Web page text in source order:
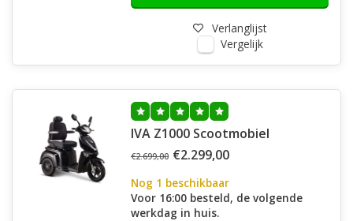
Verlanglijst
Vergelijk
IVA Z1000 Scootmobiel
€2.699,00 €2.299,00
Nog 1 beschikbaar
Voor 16:00 besteld, de volgende
werkdag in huis.